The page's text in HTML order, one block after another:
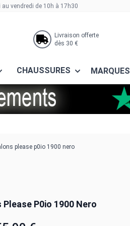
au vendredi de 10h à 17h30
Livraison offerte
dès 30 €
CHAUSSURES MARQUES
please p0io 1900 nero
P0io 1900 Nero